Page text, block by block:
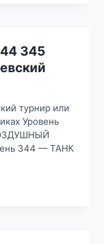
345
турнир или
Уровень
344 — ТАНК